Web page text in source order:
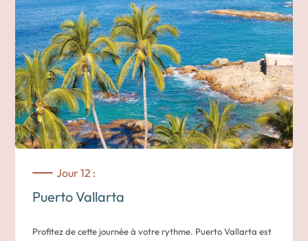
rouges et des galeries d’art contemporain. Le bord de mer,
connu sous le nom deMalecón, est animé en soirée, avec ses
statues modernes, ses artistes de rue et ses couchers de
soleil spectaculaires.
Nuit dans un hôtel à Puerto Vallarta
Jour 12 :
Puerto Vallarta
Profitez de cette journée à votre rythme. Puerto Vallarta est